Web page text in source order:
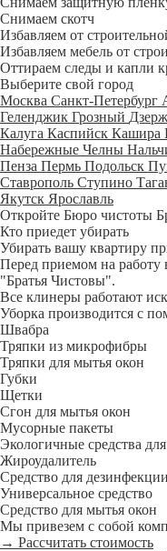
Снимаем скотч
Избавляем от
Избавляем мебель от
Оттираем следы и капли
Выберите свой город
Москва Санкт-Петербург
Геленджик Грозный
Калуга Каспийск Кашира
Набережные Челны
Пенза Пермь Подольск
Ставрополь Ступино
Якутск Ярославль
Откройте Бюро чистоты
Кто приедет убирать
Убирать вашу квартиру
Перед приемом на работу
"Братья Чистовы".
Все клинеры работают
Уборка производится с
Швабра
Тряпки из микрофибры
Тряпки для мытья окон
Губки
Щетки
Сгон для мытья окон
Мусорные пакеты
Экологичные средства
Жироудалитель
Средство для дезинфекции
Универсальное средство
Средство для мытья окон
Мы привезем с собой
→ Рассчитать стоимость